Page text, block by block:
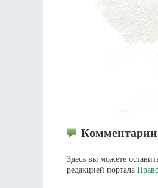
Комментарии
Здесь вы можете
редакцией портала